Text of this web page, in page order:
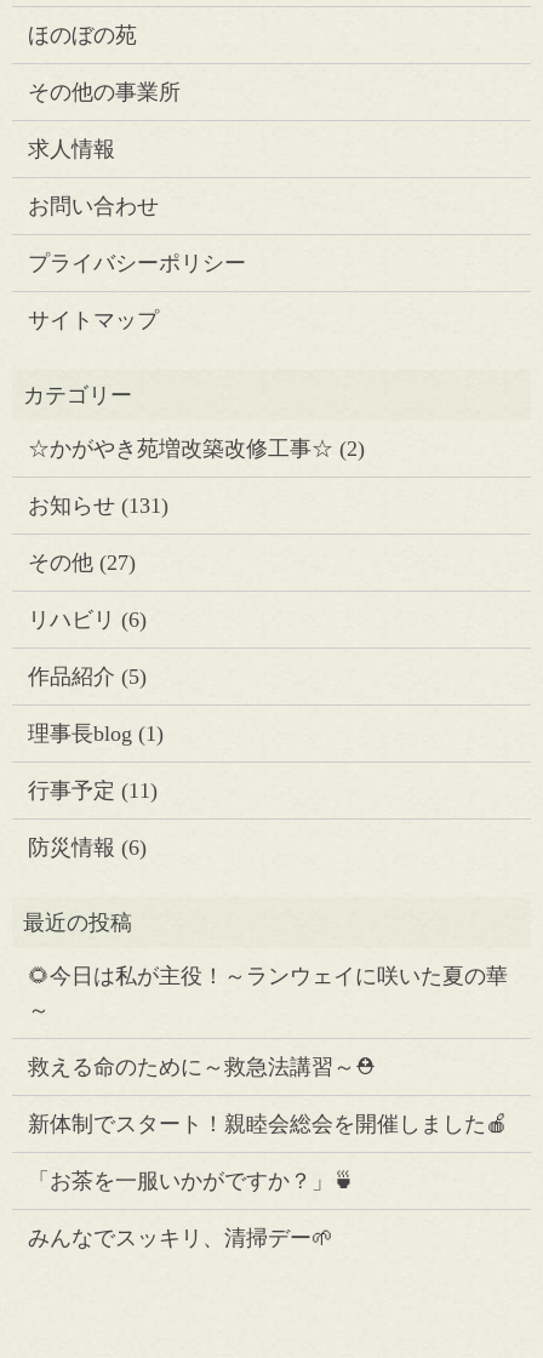
ほのぼの苑
その他の事業所
求人情報
お問い合わせ
プライバシーポリシー
サイトマップ
☆かがやき苑増改築改修工事☆ (2)
お知らせ(131)
その他(27)
リハビリ (6)
作品紹介 (5)
理事長blog (1)
行事予定 (11)
防災情報 (6)
🌻今日は私が主役！～ランウェイに咲いた夏の華
～
救える命のために～救急法講習～⛑️
新体制でスタート！親睦会総会を開催しました🍎
「お茶を一服いかがですか？」🍵
みんなでスッキリ、清掃デー🌱